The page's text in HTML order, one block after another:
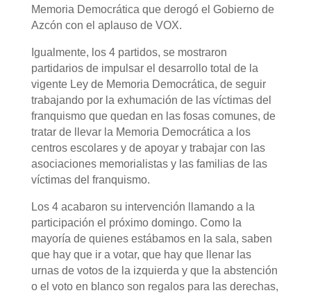
Memoria Democrática que derogó el Gobierno de
Azcón con el aplauso de VOX.
Igualmente, los 4 partidos, se mostraron
partidarios de impulsar el desarrollo total de la
vigente Ley de Memoria Democrática, de seguir
trabajando por la exhumación de las víctimas del
franquismo que quedan en las fosas comunes, de
tratar de llevar la Memoria Democrática a los
centros escolares y de apoyar y trabajar con las
asociaciones memorialistas y las familias de las
víctimas del franquismo.
Los 4 acabaron su intervención llamando a la
participación el próximo domingo. Como la
mayoría de quienes estábamos en la sala, saben
que hay que ir a votar, que hay que llenar las
urnas de votos de la izquierda y que la abstención
o el voto en blanco son regalos para las derechas,